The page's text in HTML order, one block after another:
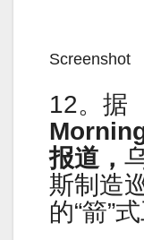
Screenshot
12。据
报道，
斯制造
的“箭”